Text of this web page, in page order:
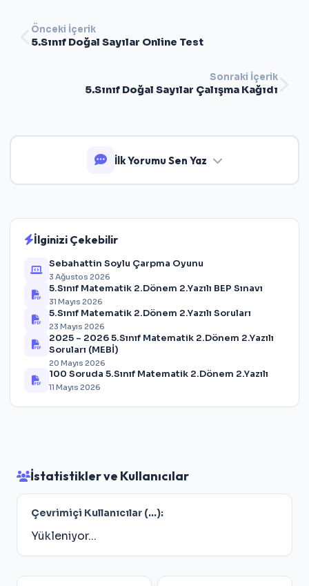
Önceki İçerik
5.Sınıf Doğal Sayılar Online Test
Sonraki İçerik
5.Sınıf Doğal Sayılar Çalışma Kağıdı
İlk Yorumu Sen Yaz
İlginizi Çekebilir
Sebahattin Soylu Çarpma Oyunu
3 Ağustos 2026
5.Sınıf Matematik 2.Dönem 2.Yazılı BEP Sınavı
31 Mayıs 2026
5.Sınıf Matematik 2.Dönem 2.Yazılı Soruları
23 Mayıs 2026
2025 – 2026 5.Sınıf Matematik 2.Dönem 2.Yazılı
Soruları (MEBİ)
20 Mayıs 2026
100 Soruda 5.Sınıf Matematik 2.Dönem 2.Yazılı
11 Mayıs 2026
İstatistikler ve Kullanıcılar
Çevrimiçi Kullanıcılar (...):
Yükleniyor...